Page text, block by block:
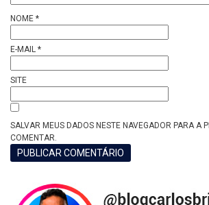
NOME *
E-MAIL *
SITE
SALVAR MEUS DADOS NESTE NAVEGADOR PARA A
COMENTAR.